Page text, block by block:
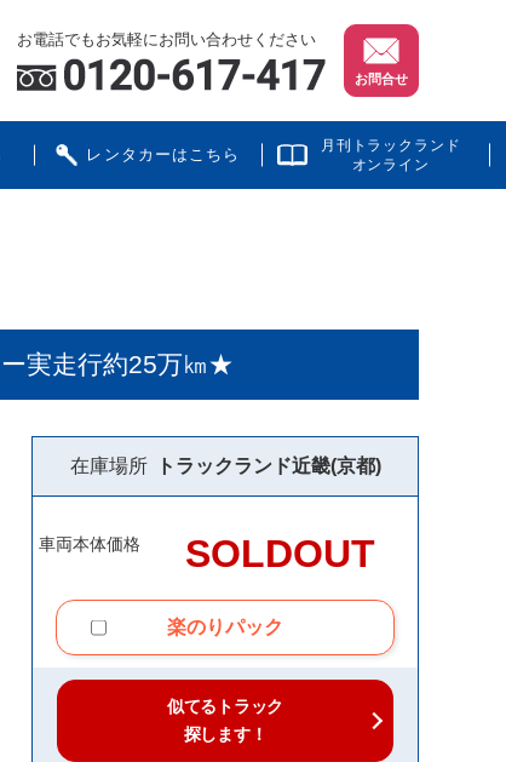
お電話でもお気軽にお問い合わせください
お問合せ
レンタカーはこちら
月刊トラックランド
オンライン
実走行約25万㎞★
在庫場所 トラックランド近畿(京都)
車両本体価格 SOLDOUT
楽のりパック
似てるトラック
探します！